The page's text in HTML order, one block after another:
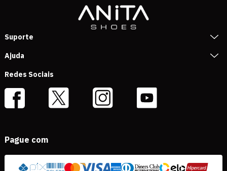
Suporte
Ajuda
Redes Sociais
Pague com